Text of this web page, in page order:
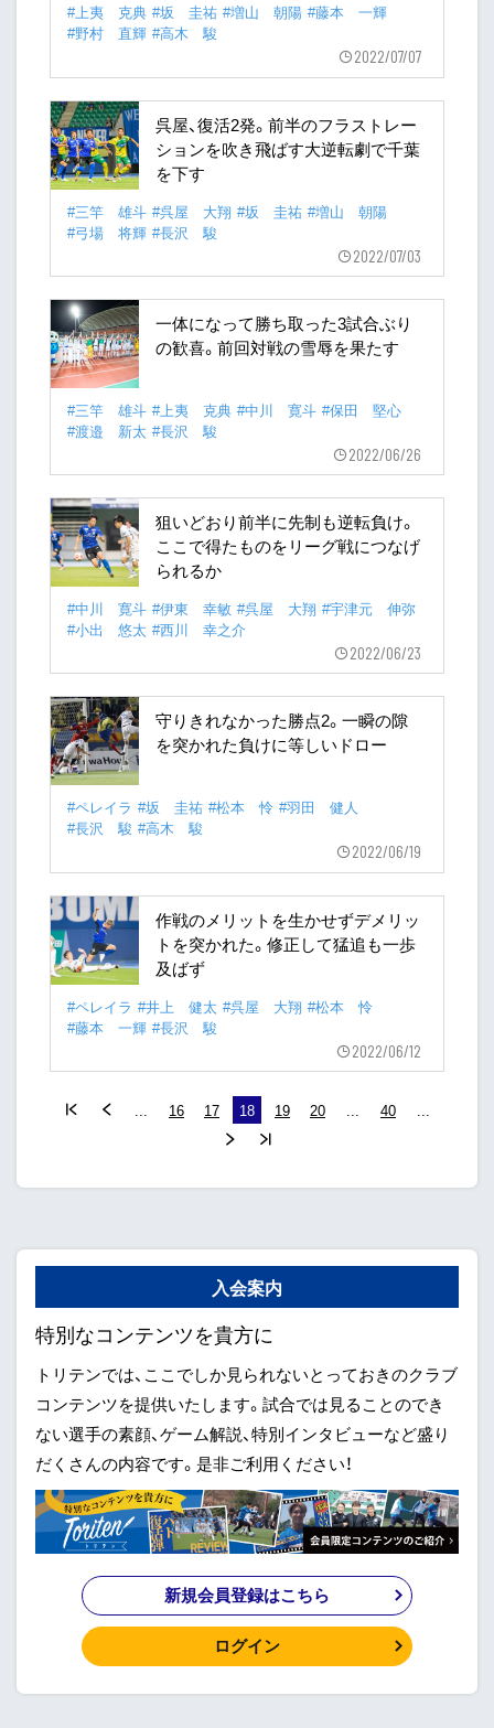
#上夷 克典 #坂 圭祐 #増山 朝陽 #藤本 一輝
#野村 直輝 #高木 駿
2022/07/07
呉屋、復活2発。前半のフラストレー
ションを吹き飛ばす大逆転劇で千葉
を下す
#三竿 雄斗 #呉屋 大翔 #坂 圭祐 #増山 朝陽
#弓場 将輝 #長沢 駿
2022/07/03
一体になって勝ち取った3試合ぶり
の歓喜。前回対戦の雪辱を果たす
#三竿 雄斗 #上夷 克典 #中川 寛斗 #保田 堅心
#渡邉 新太 #長沢 駿
2022/06/26
狙いどおり前半に先制も逆転負け。
ここで得たものをリーグ戦につなげ
られるか
#中川 寛斗 #伊東 幸敏 #呉屋 大翔 #宇津元 伸弥
#小出 悠太 #西川 幸之介
2022/06/23
守りきれなかった勝点2。一瞬の隙
を突かれた負けに等しいドロー
#ペレイラ #坂 圭祐 #松本 怜 #羽田 健人
#長沢 駿 #高木 駿
2022/06/19
作戦のメリットを生かせずデメリッ
トを突かれた。修正して猛追も一歩
及ばず
#ペレイラ #井上 健太 #呉屋 大翔 #松本 怜
#藤本 一輝 #長沢 駿
2022/06/12
... 16 17 18 19 20 ... 40 ...
入会案内
特別なコンテンツを貴方に
トリテンでは、ここでしか見られないとっておきのクラブ
コンテンツを提供いたします。試合では見ることのでき
ない選手の素顔、ゲーム解説、特別インタビューなど盛り
だくさんの内容です。是非ご利用ください！
新規会員登録はこちら
ログイン